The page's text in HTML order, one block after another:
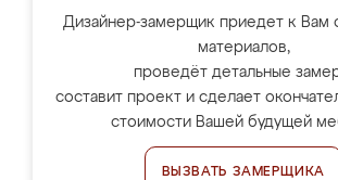
Дизайнер-замерщик приедет к Вам
материалов,
проведёт детальные
составит проект и сделает
стоимости Вашей будущей
ВЫЗВАТЬ ЗАМЕРЩИКА